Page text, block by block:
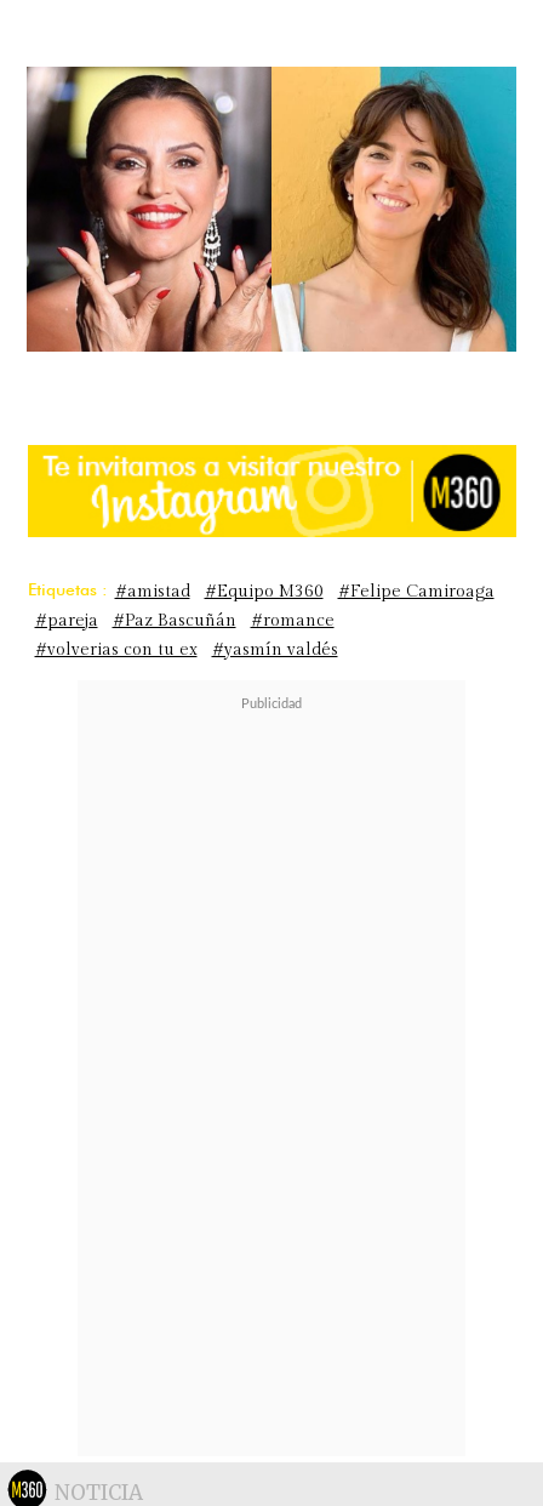
Etiquetas : #amistad #Equipo M360
#Felipe Camiroaga
#pareja
#Paz Bascuñán
#romance
#volverias con tu ex
#yasmín valdés
NOTICIA